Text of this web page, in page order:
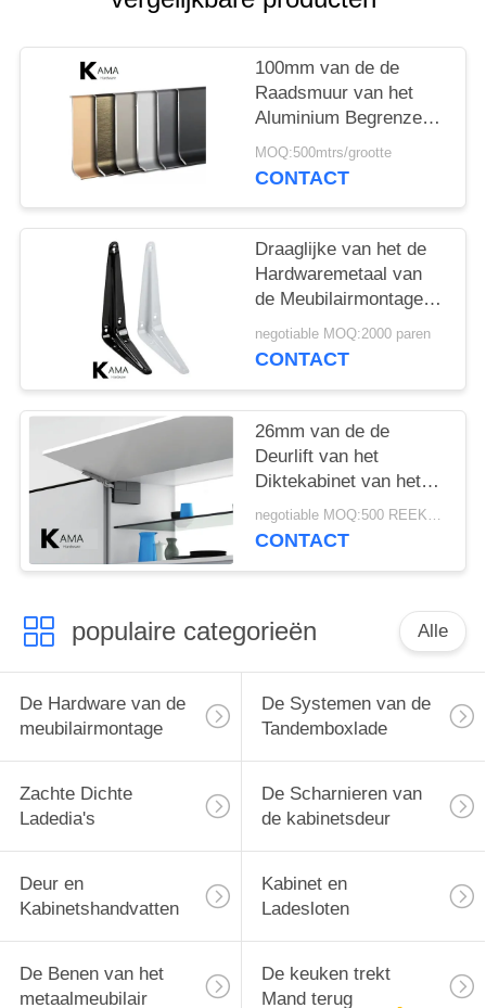
100mm van de de
Raadsmuur van het
Aluminium Begrenzend
Profiel Vrij de
Beschermerformaldehyde
MOQ:500mtrs/grootte
CONTACT
Draaglijke van het de
Hardwaremetaal van
de Meubilairmontage
Driehoek 3 „X 4“ -- 16
„X 18“
negotiable MOQ:2000 paren
CONTACT
26mm van de de
Deurlift van het
Diktekabinet van het
Systeem Op zwaar
werk berekende 6
negotiable MOQ:500 REEKSEN/SPECIFICATIE
CONTACT
populaire categorieën Alle
De Hardware van de
meubilairmontage
De Systemen van de
Tandemboxlade
Zachte Dichte
Ladedia's
De Scharnieren van
de kabinetsdeur
Deur en
Kabinetshandvatten
Kabinet en
Ladesloten
De Benen van het
metaalmeubilair
De keuken trekt
Mand terug